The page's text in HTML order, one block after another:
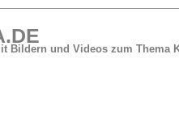
Bildern und Videos zum Thema